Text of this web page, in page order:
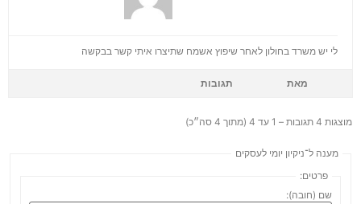
לי יש משרד בחולון לאחר שיפוץ אשמח שתיצרו איתי קשר בבקשה
מאת תגובות
מוצגות 4 תגובות – 1 עד 4 (מתוך 4 סה״כ)
מענה ל־ניקיון יומי לעסקים
פרטים:
שם (חובה):